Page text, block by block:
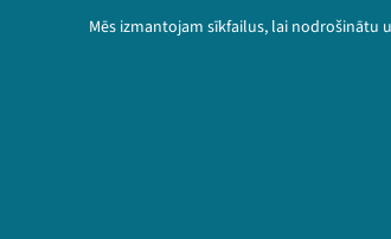
Mēs izmantojam sīkfailus, lai
Privātuma politika
Lietošanas noteikumi un
© 2026 Sarunu festivāls